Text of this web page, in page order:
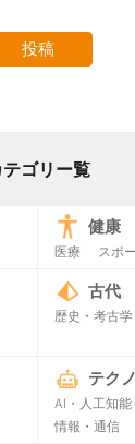
テゴリー覧
健康
医療 スポ
古代
歴史・考古学
テク
AI・人工知能
情報・通信